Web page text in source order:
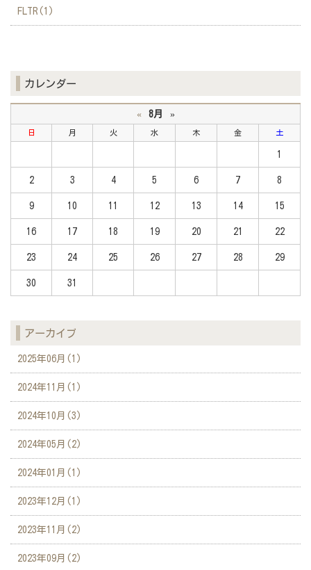
FLTR(1)
カレンダー
« 8月 »
日 月 火 水 木 金 土
1
2 3 4 5 6 7 8
9 10 11 12 13 14 15
16 17 18 19 20 21 22
23 24 25 26 27 28 29
30 31
アーカイブ
2025年06月(1)
2024年11月(1)
2024年10月(3)
2024年05月(2)
2024年01月(1)
2023年12月(1)
2023年11月(2)
2023年09月(2)